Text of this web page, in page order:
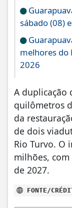
sábado (08)
melhores do
2026
A duplicação
quilômetros
da
de dois
Rio Turvo. O
milhões,
de 2027.
FONTE/